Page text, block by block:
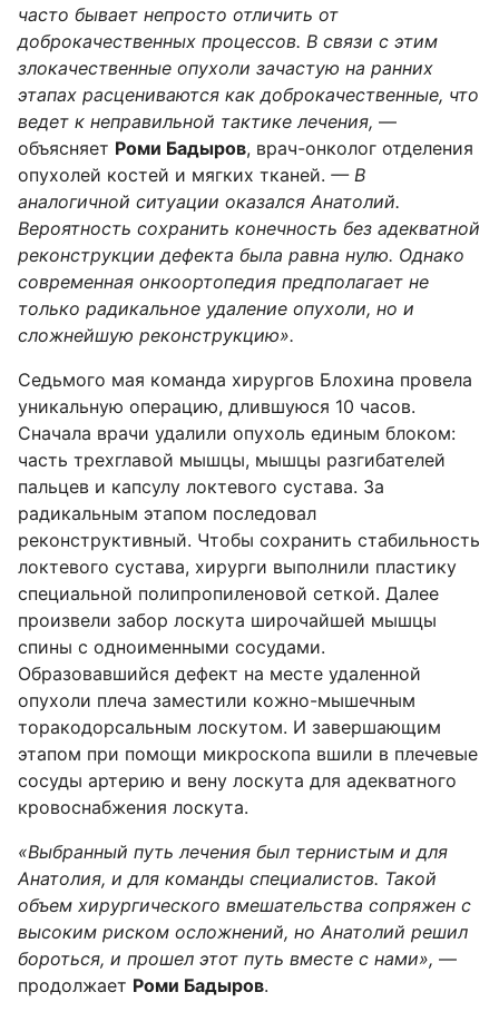
часто бывает непросто отличить от
доброкачественных процессов. В связи с этим
злокачественные опухоли зачастую на ранних
этапах расцениваются как доброкачественные, что
ведет к неправильной тактике лечения, —
объясняет Роми Бадыров, врач-онколог отделения
опухолей костей и мягких тканей. — В
аналогичной ситуации оказался Анатолий.
Вероятность сохранить конечность без адекватной
реконструкции дефекта была равна нулю. Однако
современная онкоортопедия предполагает не
только радикальное удаление опухоли, но и
сложнейшую реконструкцию».
Седьмого мая команда хирургов Блохина провела
уникальную операцию, длившуюся 10 часов.
Сначала врачи удалили опухоль единым блоком:
часть трехглавой мышцы, мышцы разгибателей
пальцев и капсулу локтевого сустава. За
радикальным этапом последовал
реконструктивный. Чтобы сохранить стабильность
локтевого сустава, хирурги выполнили пластику
специальной полипропиленовой сеткой. Далее
произвели забор лоскута широчайшей мышцы
спины с одноименными сосудами.
Образовавшийся дефект на месте удаленной
опухоли плеча заместили кожно-мышечным
торакодорсальным лоскутом. И завершающим
этапом при помощи микроскопа вшили в плечевые
сосуды артерию и вену лоскута для адекватного
кровоснабжения лоскута.
«Выбранный путь лечения был тернистым и для
Анатолия, и для команды специалистов. Такой
объем хирургического вмешательства сопряжен с
высоким риском осложнений, но Анатолий решил
бороться, и прошел этот путь вместе с нами», —
продолжает Роми Бадыров.